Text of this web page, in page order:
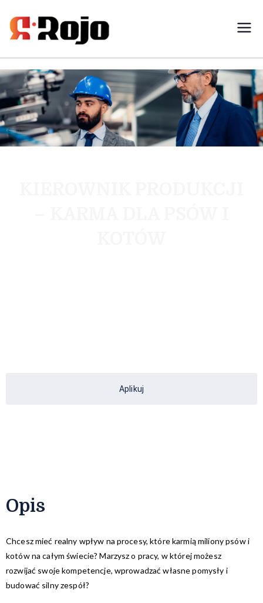
Rojo- agencja pracy świadczymy
rekrutacji między pracodawcą a
pracownikiem
Aplikuj
Opis
Chcesz mieć realny wpływ na procesy, które karmią miliony psów i
kotów na całym świecie? Marzysz o pracy, w której możesz
rozwijać swoje kompetencje, wprowadzać własne pomysły i
budować silny zespół?